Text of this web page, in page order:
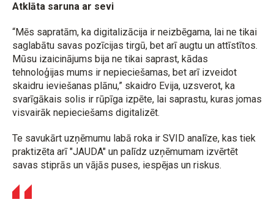
Atklāta saruna ar sevi
“Mēs sapratām, ka digitalizācija ir neizbēgama, lai ne tikai
saglabātu savas pozīcijas tirgū, bet arī augtu un attīstītos.
Mūsu izaicinājums bija ne tikai saprast, kādas
tehnoloģijas mums ir nepieciešamas, bet arī izveidot
skaidru ieviešanas plānu,” skaidro Evija, uzsverot, ka
svarīgākais solis ir rūpīga izpēte, lai saprastu, kuras jomas
visvairāk nepieciešams digitalizēt.
Te savukārt uzņēmumu labā roka ir SVID analīze, kas tiek
praktizēta arī "JAUDA" un palīdz uzņēmumam izvērtēt
savas stiprās un vājās puses, iespējas un riskus.